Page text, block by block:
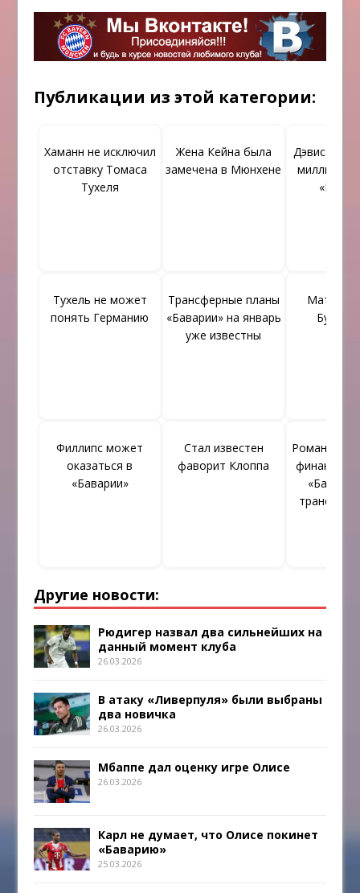
Публикации из этой категории:
Хаманн не исключил
отставку Томаса
Тухеля
Жена Кейна была
замечена в Мюнхене
Дэвис
Тухель не может
понять Германию
Трансферные планы
«Баварии» на январь
уже известны
Матсен
Филлипс может
оказаться в
«Баварии»
Стал известен
фаворит Клоппа
Романо
Другие новости:
Рюдигер назвал два сильнейших на
данный момент клуба
26.03.2026
В атаку «Ливерпуля» были выбраны
два новичка
26.03.2026
Мбаппе дал оценку игре Олисе
26.03.2026
Карл не думает, что Олисе покинет
«Баварию»
25.03.2026